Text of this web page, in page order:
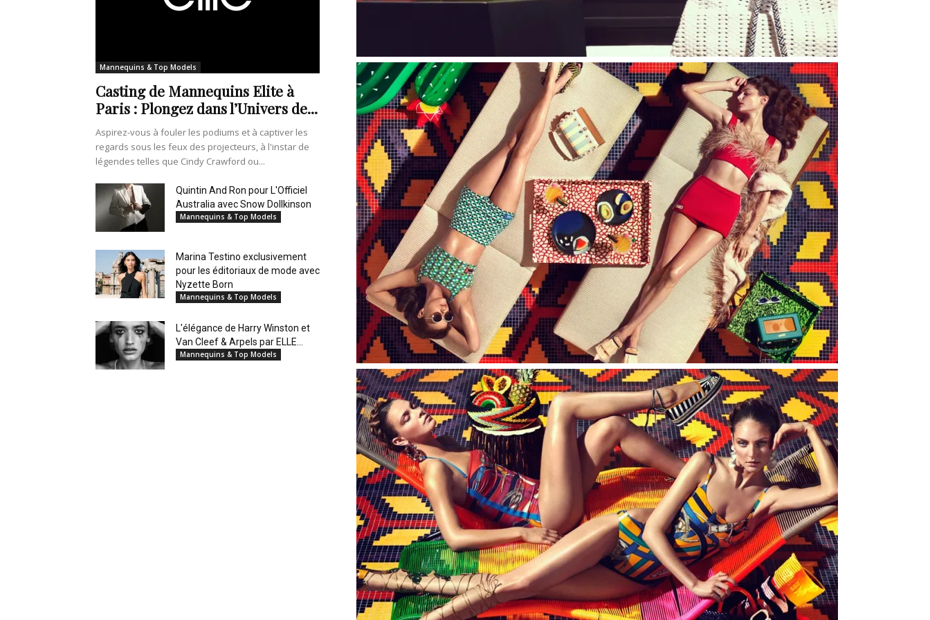
Mannequins & Top Models
Casting de Mannequins Elite à
Paris : Plongez dans l’Univers de...
Aspirez-vous à fouler les podiums et à captiver les
regards sous les feux des projecteurs, à l'instar de
légendes telles que Cindy Crawford ou...
Quintin And Ron pour L'Officiel
Australia avec Snow Dollkinson
Mannequins & Top Models
Marina Testino exclusivement
pour les éditoriaux de mode avec
Nyzette Born
Mannequins & Top Models
L'élégance de Harry Winston et
Van Cleef & Arpels par ELLE...
Mannequins & Top Models